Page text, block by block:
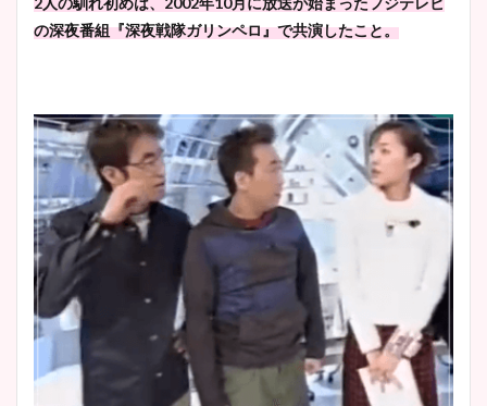
かわいい！カップや水着姿も
wikiプロフもチェック！
大家彩香アナのかわいいカッ
プ画像まとめ！同期や実家に
wikiプロフも！
安藤萌々アナのカップ画像や
ニット衣装まとめ！美足の筋
肉も凄い！
の深夜番組『深夜戦隊ガリンペロ』で共演したこと。